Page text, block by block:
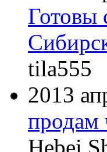
Готовы
tila555
2013
продам
Hebei